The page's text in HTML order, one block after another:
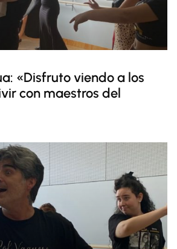
«Disfruto viendo a los
con maestros del